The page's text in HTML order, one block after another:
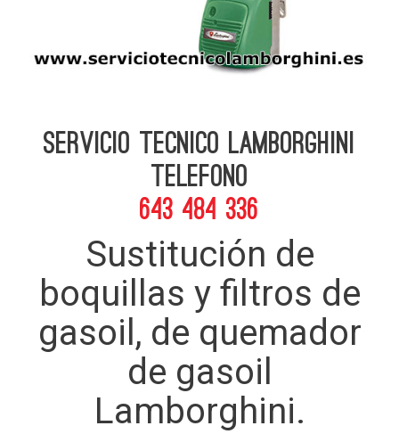
Servicio Tecnico Lamborghini
telefono
643 484 336
Sustitución de
boquillas y filtros de
gasoil, de quemador
de gasoil
Lamborghini.